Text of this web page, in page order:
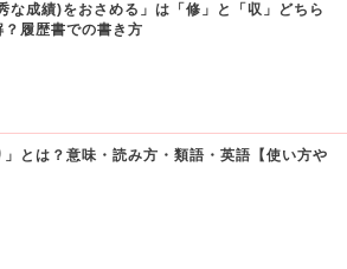
な成績)をおさめる」は「修」と「収」どちら
？履歴書での書き方
」とは？意味・読み方・類語・英語【使い方や